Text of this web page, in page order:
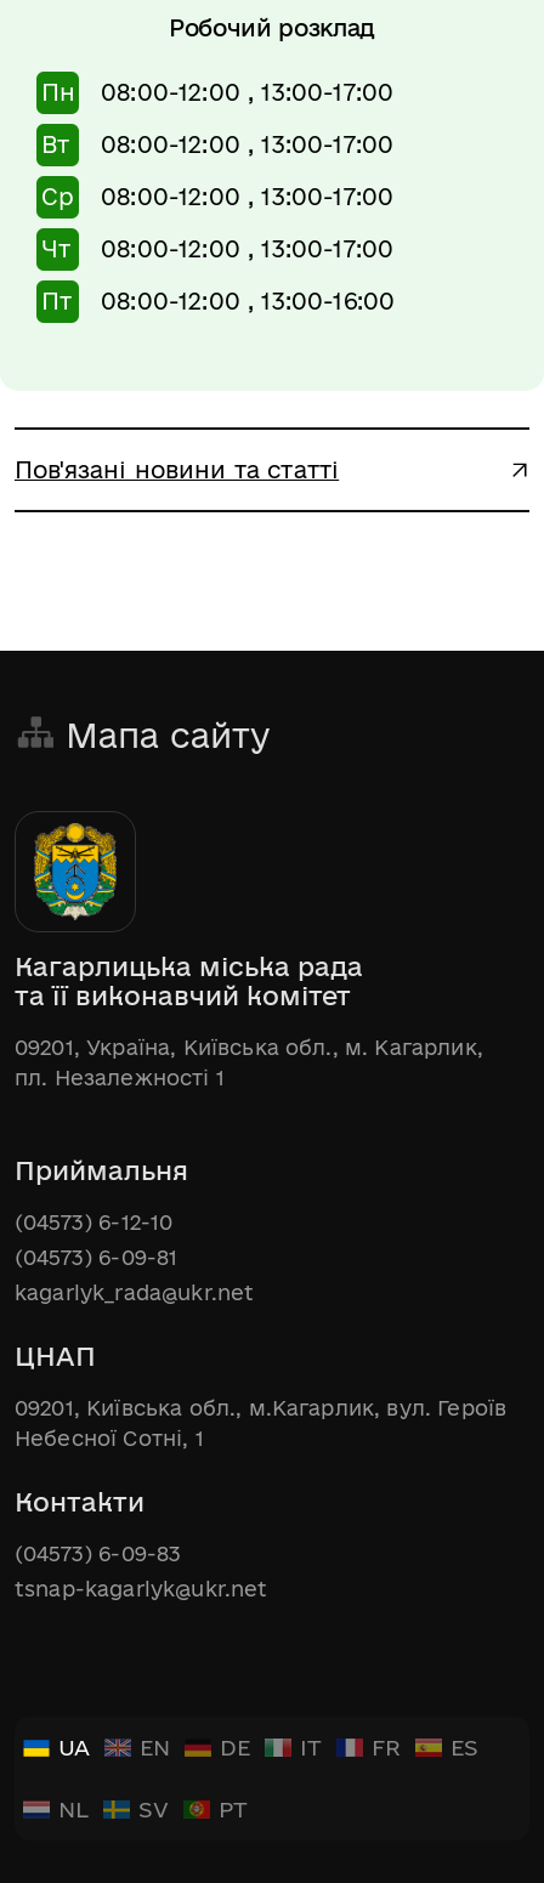
Робочий розклад
Пн
08:00-12:00 , 13:00-17:00
Вт
08:00-12:00 , 13:00-17:00
Ср
08:00-12:00 , 13:00-17:00
Чт
08:00-12:00 , 13:00-17:00
Пт
08:00-12:00 , 13:00-16:00
Пов'язані новини та статті
Мапа сайту
Кагарлицька міська рада
та її виконавчий комітет
09201, Україна, Київська обл., м. Кагарлик,
пл. Незалежності 1
Приймальня
(04573) 6-12-10
(04573) 6-09-81
kagarlyk_rada@ukr.net
ЦНАП
09201, Київська обл., м.Кагарлик, вул. Героїв
Небесної Сотні, 1
Контакти
(04573) 6-09-83
tsnap-kagarlyk@ukr.net
UA EN DE IT FR ES
NL SV PT